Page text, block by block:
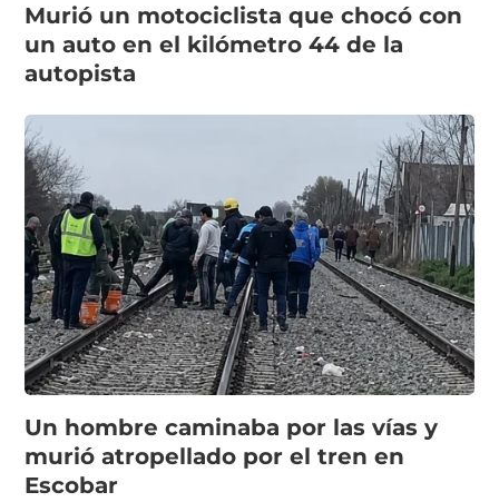
Murió un motociclista que chocó con
un auto en el kilómetro 44 de la
autopista
Un hombre caminaba por las vías y
murió atropellado por el tren en
Escobar